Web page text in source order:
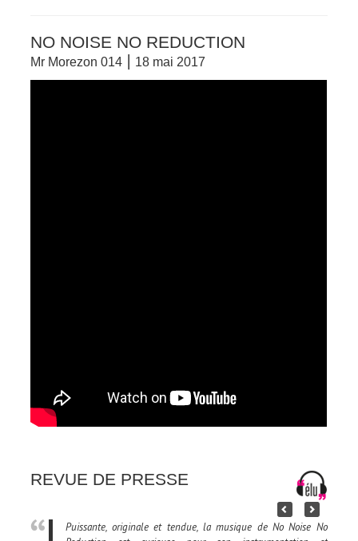
NO NOISE NO REDUCTION
Mr Morezon 014 ⎮ 18 mai 2017
REVUE DE PRESSE
Puissante, originale et tendue, la musique de No Noise No